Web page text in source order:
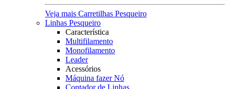
Veja mais Carretilhas Pesqueiro
Linhas Pesqueiro
Característica
Multifilamento
Monofilamento
Leader
Acessórios
Máquina fazer Nó
Contador de Linhas